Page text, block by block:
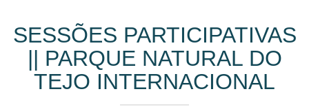
SESSÕES PARTICIPATIVAS
|| PARQUE NATURAL DO
TEJO INTERNACIONAL